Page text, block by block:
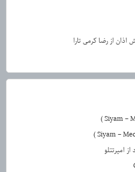
از رضا کرمی تارا
امیرتتلو